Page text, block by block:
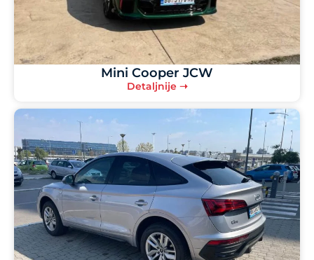
Mini Cooper JCW
Detaljnije ➝